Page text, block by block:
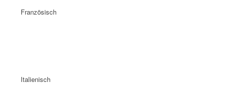
Französisch
Italienisch